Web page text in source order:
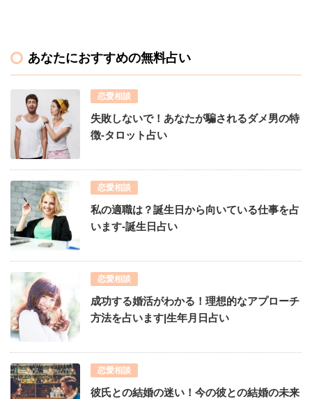
あなたにおすすめの無料占い
恋愛相談
失敗しないで！あなたが騙されるダメ男の特
徴-タロット占い
恋愛相談
私の適職は？誕生日から向いている仕事を占
います-誕生日占い
恋愛相談
成功する婚活がわかる！理想的なアプローチ
方法を占います|生年月日占い
恋愛相談
彼氏との結婚の迷い！今の彼との結婚の未来